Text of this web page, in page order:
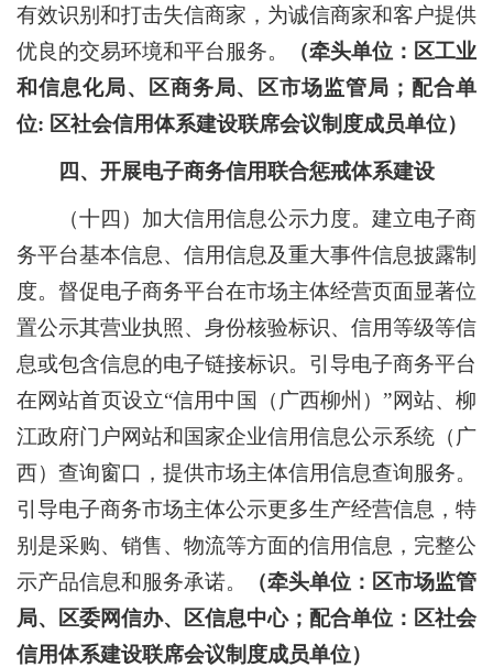
有效识别和打击失信商家，为诚信商家和客户提供
优良的交易环境和平台服务。
（牵头单位：区工业
和信息化局、区商务局、区市场监管局；配合单
位: 区社会信用体系建设联席会议制度成员单位）
四、开展电子商务信用联合惩戒体系建设
（十四）加大信用信息公示力度。 建立电子商
务平台基本信息、信用信息及重大事件信息披露制
度。督促电子商务平台在市场主体经营页面显著位
置公示其营业执照、身份核验标识、信用等级等信
息或包含信息的电子链接标识。引导电子商务平台
在网站首页设立“信用中国（广西柳州）”网站、柳
江政府门户网站和国家企业信用信息公示系统（广
西）查询窗口，提供市场主体信用信息查询服务。
引导电子商务市场主体公示更多生产经营信息，特
别是采购、销售、物流等方面的信用信息，完整公
示产品信息和服务承诺。
（牵头单位：区市场监管
局、区委网信办、区信息中心；配合单位：区社会
信用体系建设联席会议制度成员单位）